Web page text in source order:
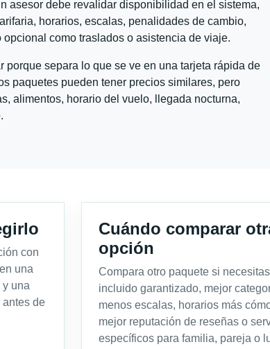
asesor debe revalidar disponibilidad en el sistema,
horarios, escalas, penalidades de cambio,
como traslados o asistencia de viaje.
porque separa lo que se ve en una tarjeta rápida de
paquetes pueden tener precios similares, pero
alimentos, horario del vuelo, llegada nocturna,
con
una
y una
antes de
Cuándo comparar
opción
Compara otro paquete si
incluido garantizado, mejor
menos escalas, horarios más
mejor reputación de reseñas o
específicos para familia, pareja o